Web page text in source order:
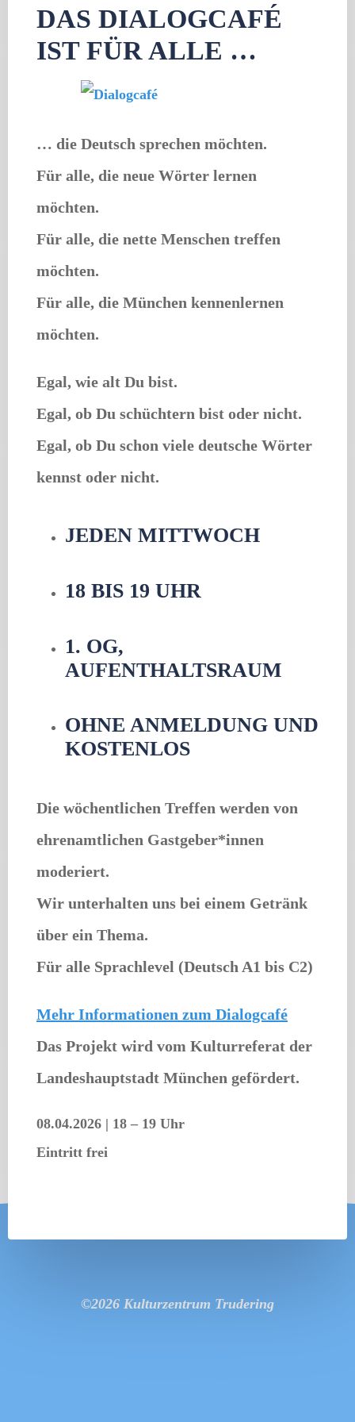
DAS DIALOGCAFÉ
IST FÜR ALLE …
… die Deutsch sprechen möchten.
Für alle, die neue Wörter lernen
möchten.
Für alle, die nette Menschen treffen
möchten.
Für alle, die München kennenlernen
möchten.
Egal, wie alt Du bist.
Egal, ob Du schüchtern bist oder nicht.
Egal, ob Du schon viele deutsche Wörter
kennst oder nicht.
JEDEN MITTWOCH
18 BIS 19 UHR
1. OG,
AUFENTHALTSRAUM
OHNE ANMELDUNG UND
KOSTENLOS
Die wöchentlichen Treffen werden von
ehrenamtlichen Gastgeber*innen
moderiert.
Wir unterhalten uns bei einem Getränk
über ein Thema.
Für alle Sprachlevel (Deutsch A1 bis C2)
Mehr Informationen zum Dialogcafé
Das Projekt wird vom Kulturreferat der
Landeshauptstadt München gefördert.
08.04.2026 | 18 – 19 Uhr
Eintritt frei
©2026 Kulturzentrum Trudering